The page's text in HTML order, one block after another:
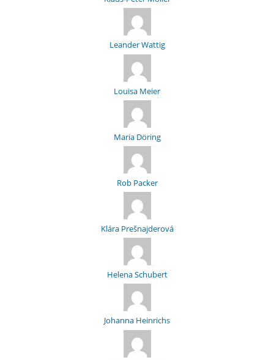
Leander Wattig
Louisa Meier
Maria Döring
Rob Packer
Klára Prešnajderová
Helena Schubert
Johanna Heinrichs